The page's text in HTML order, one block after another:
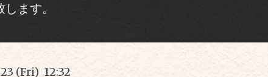
ます。
(Fri) 12:32